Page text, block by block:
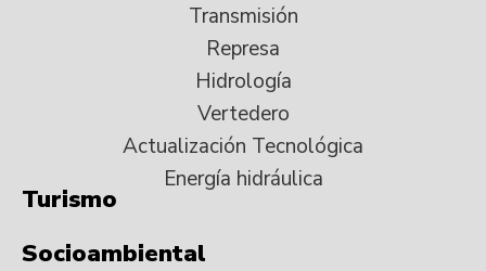
Transmisión
Represa
Hidrología
Vertedero
Actualización Tecnológica
Energía hidráulica
Turismo
Socioambiental